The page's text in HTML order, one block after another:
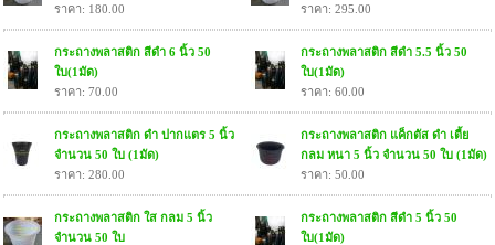
ราคา: 180.00
ราคา: 295.00
กระถางพลาสติก สีดำ 6 นิ้ว 50
ใบ(1มัด)
ราคา: 70.00
กระถางพลาสติก สีดำ 5.5 นิ้ว 50
ใบ(1มัด)
ราคา: 60.00
กระถางพลาสติก ดำ ปากแตร 5 นิ้ว
จำนวน 50 ใบ (1มัด)
ราคา: 280.00
กระถางพลาสติก แค็กตัส ดำ เตี้ย
กลม หนา 5 นิ้ว จำนวน 50 ใบ (1มัด)
ราคา: 50.00
กระถางพลาสติก ใส กลม 5 นิ้ว
จำนวน 50 ใบ
กระถางพลาสติก สีดำ 5 นิ้ว 50
ใบ(1มัด)